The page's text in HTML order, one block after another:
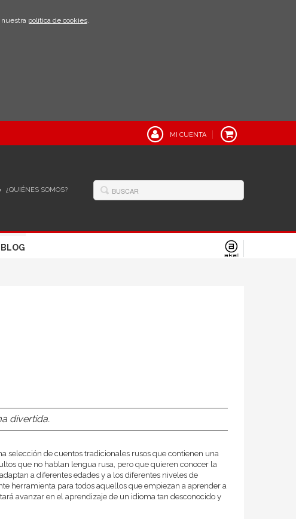
nuestra política de cookies.
MI CUENTA
¿QUIÉNES SOMOS?
BLOG
divertida.
selección de cuentos tradicionales rusos que contienen una
que no hablan lengua rusa, pero que quieren conocer la
a diferentes edades y a los diferentes niveles de
herramienta para todos aquellos que empiezan a aprender a
avanzar en el aprendizaje de un idioma tan desconocido y